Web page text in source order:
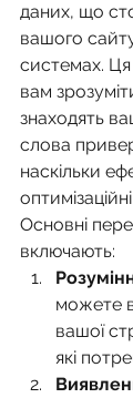
даних, що
вашого
системах. Ця
вам
знаходять
слова
наскільки
Основні
включають:
можете
вашої
які